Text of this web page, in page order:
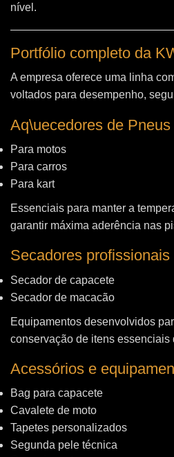
nível.
Portfólio completo da
A empresa oferece uma linha
voltados para desempenho,
Aq\uecedores de Pneus
Para motos
Para carros
Para kart
Essenciais para manter a
garantir máxima aderência nas
Secadores profissionais
Secador de capacete
Secador de macacão
Equipamentos desenvolvidos
conservação de itens essenciais
Acessórios e
Bag para capacete
Cavalete de moto
Tapetes personalizados
Segunda pele técnica